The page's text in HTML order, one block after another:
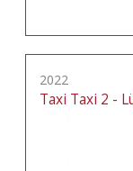
2022
Taxi Taxi 2 -